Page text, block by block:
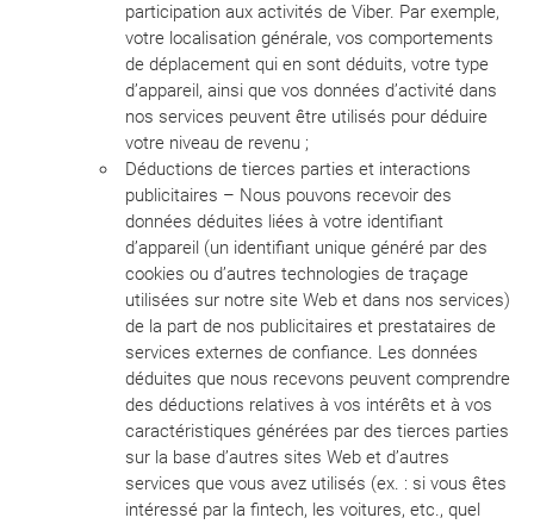
participation aux activités de Viber. Par exemple,
votre localisation générale, vos comportements
de déplacement qui en sont déduits, votre type
d’appareil, ainsi que vos données d’activité dans
nos services peuvent être utilisés pour déduire
votre niveau de revenu ;
Déductions de tierces parties et interactions
publicitaires – Nous pouvons recevoir des
données déduites liées à votre identifiant
d’appareil (un identifiant unique généré par des
cookies ou d’autres technologies de traçage
utilisées sur notre site Web et dans nos services)
de la part de nos publicitaires et prestataires de
services externes de confiance. Les données
déduites que nous recevons peuvent comprendre
des déductions relatives à vos intérêts et à vos
caractéristiques générées par des tierces parties
sur la base d’autres sites Web et d’autres
services que vous avez utilisés (ex. : si vous êtes
intéressé par la fintech, les voitures, etc., quel